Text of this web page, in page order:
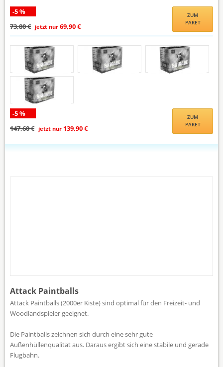
-5 %
73,80 € jetzt nur 69,90 €
ZUM
PAKET
-5 %
147,60 € jetzt nur 139,90 €
ZUM
PAKET
Attack Paintballs
Attack Paintballs (2000er Kiste) sind optimal für den Freizeit- und
Woodlandspieler geeignet.
Die Paintballs zeichnen sich durch eine sehr gute
Außenhüllenqualität aus. Daraus ergibt sich eine stabile und gerade
Flugbahn.